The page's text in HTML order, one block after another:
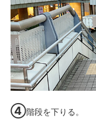
④階段を下りる。